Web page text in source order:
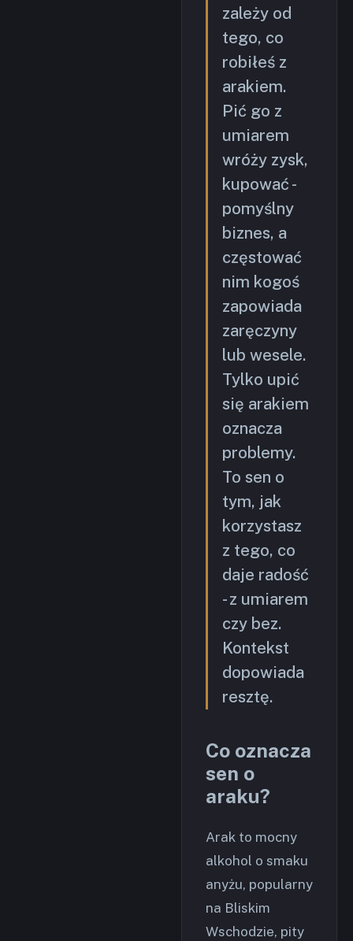
zależy od
tego, co
robiłeś z
arakiem.
Pić go z
umiarem
wróży zysk,
kupować -
pomyślny
biznes, a
częstować
nim kogoś
zapowiada
zaręczyny
lub wesele.
Tylko upić
się arakiem
oznacza
problemy.
To sen o
tym, jak
korzystasz
z tego, co
daje radość
- z umiarem
czy bez.
Kontekst
dopowiada
resztę.
Co oznacza
sen o
araku?
Arak to mocny
alkohol o smaku
anyżu, popularny
na Bliskim
Wschodzie, pity